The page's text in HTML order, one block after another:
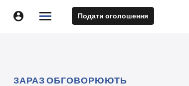
 

 Подати оголошення
ЗАРАЗ ОБГОВОРЮЮТЬ